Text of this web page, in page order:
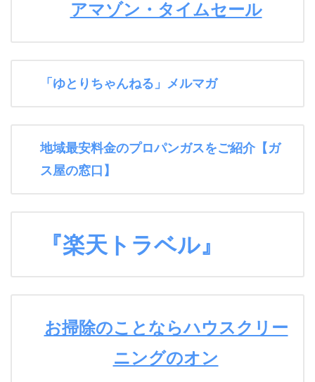
アマゾン・タイムセール
「ゆとりちゃんねる」メルマガ
地域最安料金のプロパンガスをご紹介【ガ
ス屋の窓口】
『楽天トラベル』
お掃除のことならハウスクリー
ニングのオン